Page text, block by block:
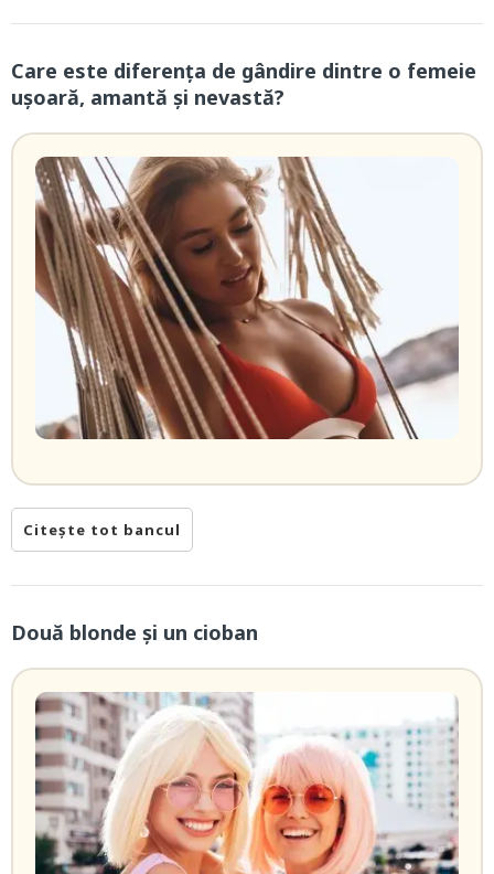
Care este diferenţa de gândire dintre o femeie
ușoară, amantă şi nevastă?
Citește tot bancul
Două blonde şi un cioban